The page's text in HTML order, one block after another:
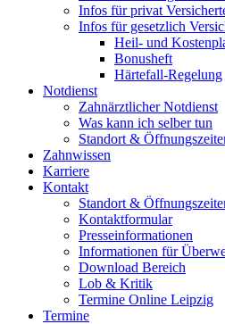
Infos für privat
Infos für gesetzlich
Heil- und
Bonusheft
Härtefall-Regelung
Notdienst
Zahnärztlicher Notdienst
Was kann ich selber tun
Standort &
Zahnwissen
Karriere
Kontakt
Standort &
Kontaktformular
Presseinformationen
Informationen für
Download Bereich
Lob & Kritik
Termine Online Leipzig
Termine